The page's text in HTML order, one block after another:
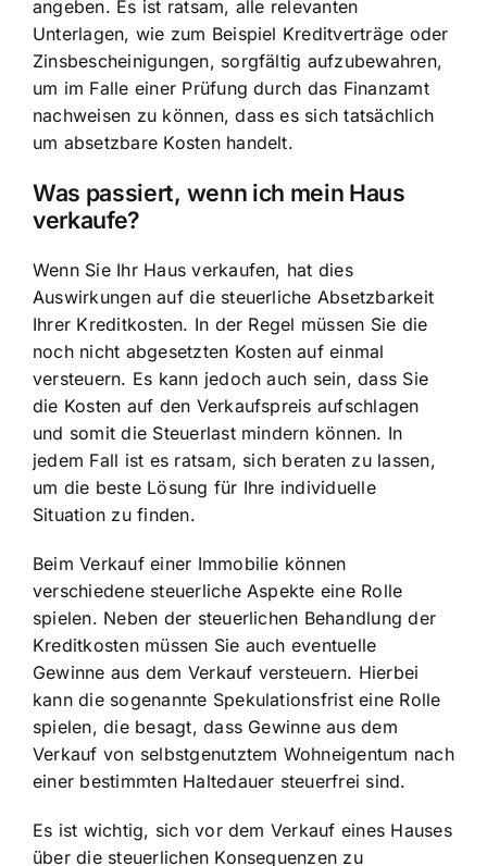
angeben. Es ist ratsam, alle relevanten
Unterlagen, wie zum Beispiel Kreditverträge oder
Zinsbescheinigungen, sorgfältig aufzubewahren,
um im Falle einer Prüfung durch das Finanzamt
nachweisen zu können, dass es sich tatsächlich
um absetzbare Kosten handelt.
Was passiert, wenn ich mein Haus
verkaufe?
Wenn Sie Ihr Haus verkaufen, hat dies
Auswirkungen auf die steuerliche Absetzbarkeit
Ihrer Kreditkosten. In der Regel müssen Sie die
noch nicht abgesetzten Kosten auf einmal
versteuern. Es kann jedoch auch sein, dass Sie
die Kosten auf den Verkaufspreis aufschlagen
und somit die Steuerlast mindern können. In
jedem Fall ist es ratsam, sich beraten zu lassen,
um die beste Lösung für Ihre individuelle
Situation zu finden.
Beim Verkauf einer Immobilie können
verschiedene steuerliche Aspekte eine Rolle
spielen. Neben der steuerlichen Behandlung der
Kreditkosten müssen Sie auch eventuelle
Gewinne aus dem Verkauf versteuern. Hierbei
kann die sogenannte Spekulationsfrist eine Rolle
spielen, die besagt, dass Gewinne aus dem
Verkauf von selbstgenutztem Wohneigentum nach
einer bestimmten Haltedauer steuerfrei sind.
Es ist wichtig, sich vor dem Verkauf eines Hauses
über die steuerlichen Konsequenzen zu